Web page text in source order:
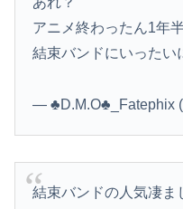
アニメ終わったん1年
結束バンドにいったい
— ♣︎D.M.O♣︎_Fatephix
結束バンドの人気凄ま